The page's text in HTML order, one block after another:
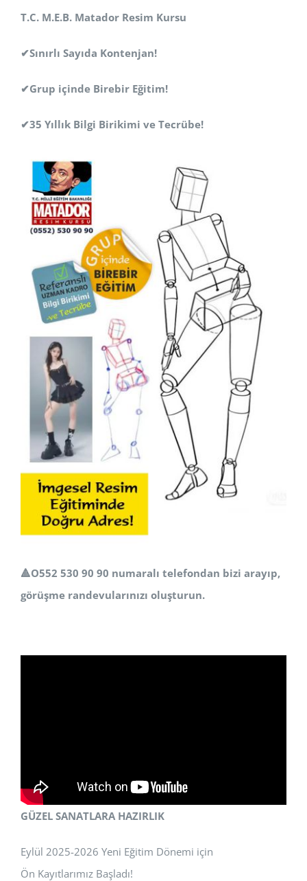
T.C. M.E.B. Matador Resim Kursu
✔Sınırlı Sayıda Kontenjan!
✔Grup içinde Birebir Eğitim!
✔35 Yıllık Bilgi Birikimi ve Tecrübe!
🔺️O552 530 90 90 numaralı telefondan bizi arayıp,
görüşme randevularınızı oluşturun.
GÜZEL SANATLARA HAZIRLIK
Eylül 2025-2026 Yeni Eğitim Dönemi için
Ön Kayıtlarımız Başladı!